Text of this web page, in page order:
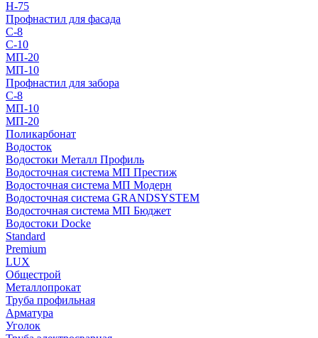
Н-75
Профнастил для фасада
С-8
С-10
МП-20
МП-10
Профнастил для забора
С-8
МП-10
МП-20
Поликарбонат
Водосток
Водостоки Металл Профиль
Водосточная система МП Престиж
Водосточная система МП Модерн
Водосточная система GRANDSYSTEM
Водосточная система МП Бюджет
Водостоки Docke
Standard
Premium
LUX
Общестрой
Металлопрокат
Труба профильная
Арматура
Уголок